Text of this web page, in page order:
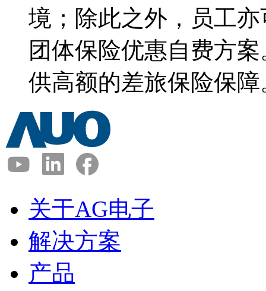
境；除此之外，员工
团体保险优惠自费方
供高额的差旅保险保障
关于AG电子
解决方案
产品